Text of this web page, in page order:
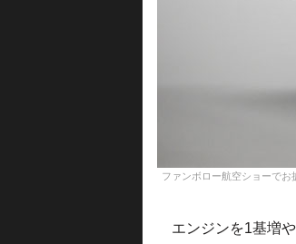
ファンボロー航空ショーで
エンジンを1基増や